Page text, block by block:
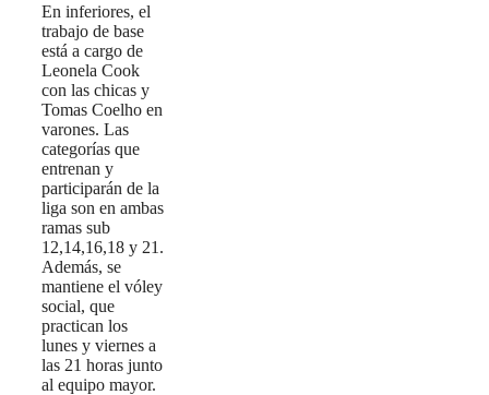
En inferiores, el
trabajo de base
está a cargo de
Leonela Cook
con las chicas y
Tomas Coelho en
varones. Las
categorías que
entrenan y
participarán de la
liga son en ambas
ramas sub
12,14,16,18 y 21.
Además, se
mantiene el vóley
social, que
practican los
lunes y viernes a
las 21 horas junto
al equipo mayor.